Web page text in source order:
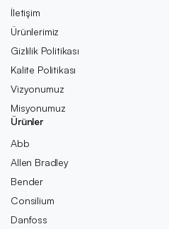
İletişim
Ürünlerimiz
Gizlilik Politikası
Kalite Politikası
Vizyonumuz
Misyonumuz
Ürünler
Abb
Allen Bradley
Bender
Consilium
Danfoss